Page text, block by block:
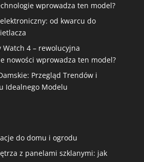
wprowadza ten model?
elektroniczny: od kwarcu do
Watch 4 – rewolucyjna
nowości wprowadza ten model?
Przegląd Trendów i
Idealnego Modelu
do domu i ogrodu
z panelami szklanymi: jak